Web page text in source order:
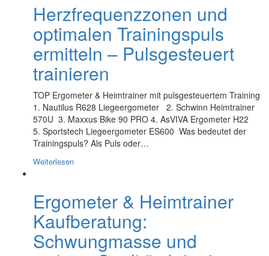
Herzfrequenzzonen und
optimalen Trainingspuls
ermitteln – Pulsgesteuert
trainieren
TOP Ergometer & Heimtrainer mit pulsgesteuertem Training
1. Nautilus R628 Liegeergometer 2. Schwinn Heimtrainer
570U 3. Maxxus Bike 90 PRO 4. AsVIVA Ergometer H22
5. Sportstech Liegeergometer ES600 Was bedeutet der
Trainingspuls? Als Puls oder…
Weiterlesen
Ergometer & Heimtrainer
Kaufberatung:
Schwungmasse und